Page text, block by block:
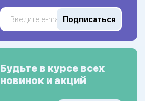
Подписаться
Будьте в курсе всех
новинок и акций